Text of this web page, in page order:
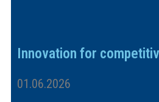
Innovation for
01.06.2026